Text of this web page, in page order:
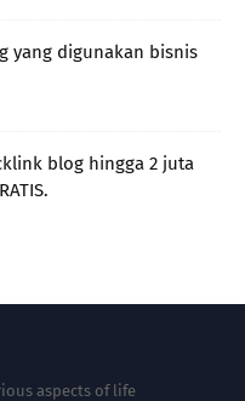
yang digunakan bisnis
blog hingga 2 juta
aspects of life